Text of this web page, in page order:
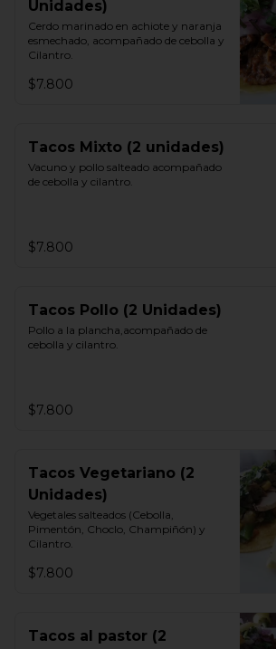
Unidades)
Cerdo marinado en achiote y naranja
esmechado, acompañado de cebolla y
Cilantro.
$7.800
Tacos Mixto (2 unidades)
Vacuno y pollo salteado acompañado
de cebolla y cilantro.
$7.800
Tacos Pollo (2 Unidades)
Pollo a la plancha,acompañado de
cebolla y cilantro.
$7.800
Tacos Vegetariano (2
Unidades)
Vegetales salteados (Cebolla,
Pimentón, Choclo, Champiñón) y
Cilantro.
$7.800
Tacos al pastor (2